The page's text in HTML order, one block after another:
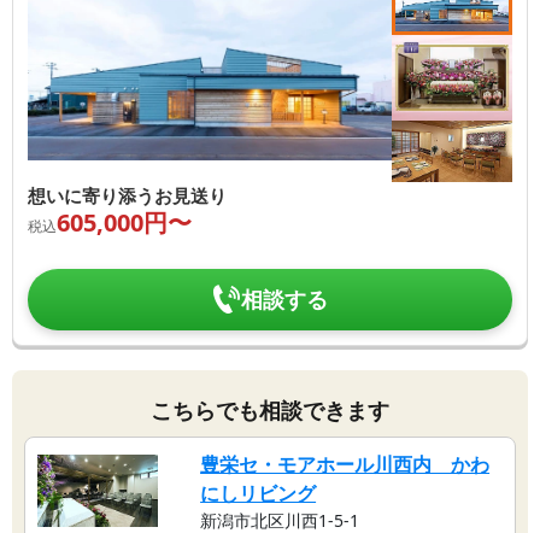
想いに寄り添うお見送り
税込605,000円〜
相談する
こちらでも相談できます
豊栄セ・モアホール川西内 かわ
にしリビング
新潟市北区川西1-5-1